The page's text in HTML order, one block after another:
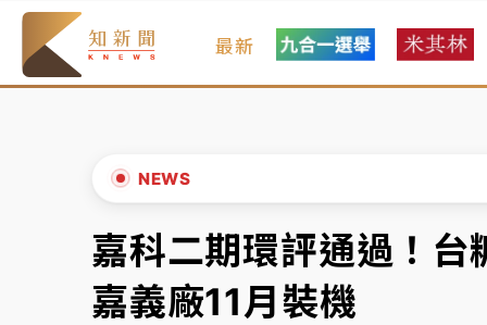
最新
NEWS
中信慈善基金會想增加董事人數！辜仲諒向
故宮《龍藏經》特展第2檔！今線上預約開
台東農業處長涉圖利渡假村！東檢抗告成功
▲
▼
嘉科二期環評通過！
嘉義廠11月裝機